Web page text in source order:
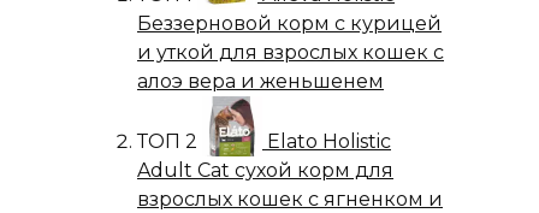
Беззерновой корм с курицей
и уткой для взрослых кошек с
алоэ вера и женьшенем
ТОП 2
Elato Holistic
Adult Cat сухой корм для
взрослых кошек с ягненком и